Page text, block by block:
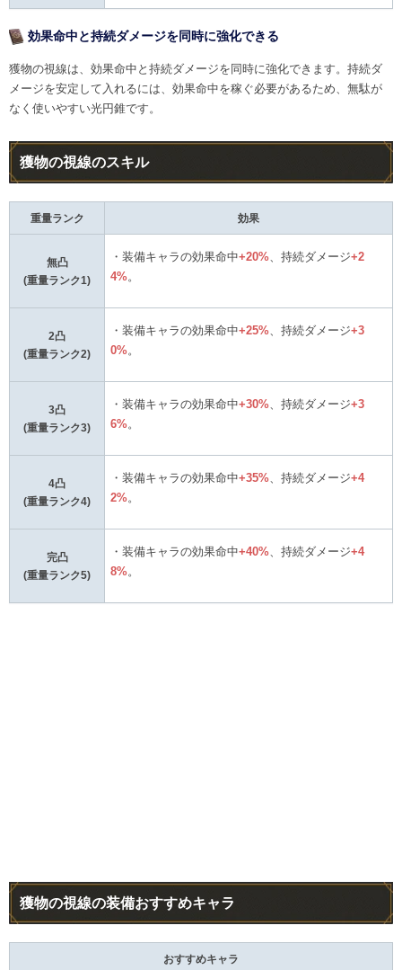
効果命中と持続ダメージを同時に強化できる
獲物の視線は、効果命中と持続ダメージを同時に強化できます。持続ダ
メージを安定して入れるには、効果命中を稼ぐ必要があるため、無駄が
なく使いやすい光円錐です。
獲物の視線のスキル
重量ランク 効果
無凸
(重量ランク1)
・装備キャラの効果命中+20%、持続ダメージ+2
4%。
2凸
(重量ランク2)
・装備キャラの効果命中+25%、持続ダメージ+3
0%。
3凸
(重量ランク3)
・装備キャラの効果命中+30%、持続ダメージ+3
6%。
4凸
(重量ランク4)
・装備キャラの効果命中+35%、持続ダメージ+4
2%。
完凸
(重量ランク5)
・装備キャラの効果命中+40%、持続ダメージ+4
8%。
獲物の視線の装備おすすめキャラ
おすすめキャラ